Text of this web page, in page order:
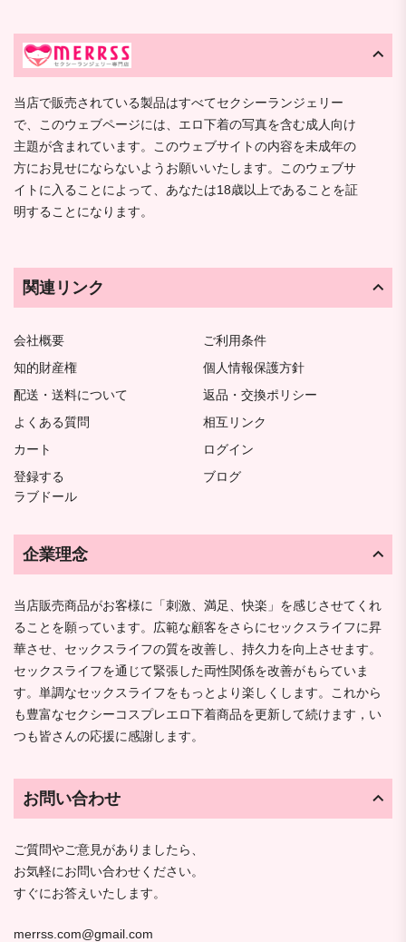
当店で販売されている製品はすべてセクシーランジェリー
で、このウェブページには、エロ下着の写真を含む成人向け
主題が含まれています。このウェブサイトの内容を未成年の
方にお見せにならないようお願いいたします。このウェブサ
イトに入ることによって、あなたは18歳以上であることを証
明することになります。
関連リンク
会社概要
ご利用条件
知的財産権
個人情報保護方針
配送・送料について
返品・交換ポリシー
よくある質問
相互リンク
カート
ログイン
登録する
ブログ
ラブドール
企業理念
当店販売商品がお客様に「刺激、満足、快楽」を感じさせてくれ
ることを願っています。広範な顧客をさらにセックスライフに昇
華させ、セックスライフの質を改善し、持久力を向上させます。
セックスライフを通じて緊張した両性関係を改善がもらていま
す。単調なセックスライフをもっとより楽しくします。これから
も豊富なセクシーコスプレエロ下着商品を更新して続けます，い
つも皆さんの応援に感謝します。
お問い合わせ
ご質問やご意見がありましたら、
お気軽にお問い合わせください。
すぐにお答えいたします。
merrss.com@gmail.com